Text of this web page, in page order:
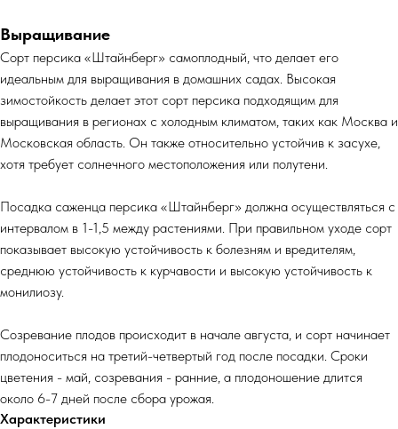
Выращивание
Сорт персика «Штайнберг» самоплодный, что делает его
идеальным для выращивания в домашних садах. Высокая
зимостойкость делает этот сорт персика подходящим для
выращивания в регионах с холодным климатом, таких как Москва и
Московская область. Он также относительно устойчив к засухе,
хотя требует солнечного местоположения или полутени.
Посадка саженца персика «Штайнберг» должна осуществляться с
интервалом в 1-1,5 между растениями. При правильном уходе сорт
показывает высокую устойчивость к болезням и вредителям,
среднюю устойчивость к курчавости и высокую устойчивость к
монилиозу.
Созревание плодов происходит в начале августа, и сорт начинает
плодоноситься на третий-четвертый год после посадки. Сроки
цветения - май, созревания - ранние, а плодоношение длится
около 6-7 дней после сбора урожая.
Характеристики